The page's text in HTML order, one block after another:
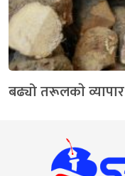
बढ्यो तरूलकाे व्यापार